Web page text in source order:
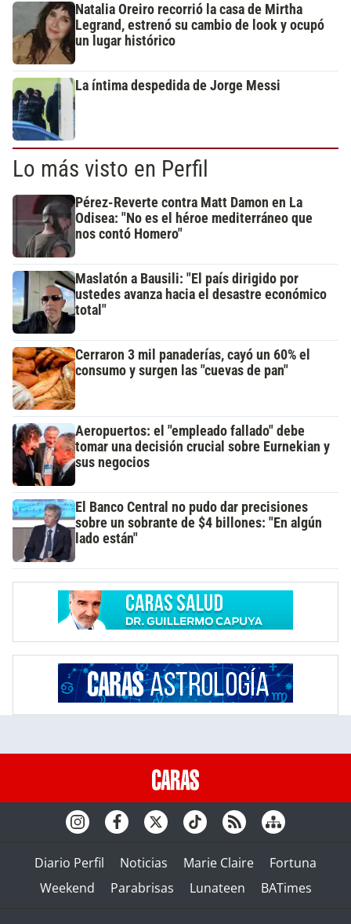
Natalia Oreiro recorrió la casa de Mirtha
Legrand, estrenó su cambio de look y ocupó
un lugar histórico
La íntima despedida de Jorge Messi
Lo más visto en Perfil
Pérez-Reverte contra Matt Damon en La
Odisea: "No es el héroe mediterráneo que
nos contó Homero"
Maslatón a Bausili: "El país dirigido por
ustedes avanza hacia el desastre económico
total"
Cerraron 3 mil panaderías, cayó un 60% el
consumo y surgen las "cuevas de pan"
Aeropuertos: el "empleado fallado" debe
tomar una decisión crucial sobre Eurnekian y
sus negocios
El Banco Central no pudo dar precisiones
sobre un sobrante de $4 billones: "En algún
lado están"
Diario Perfil Noticias Marie Claire
Fortuna
Weekend
Parabrisas Lunateen BATimes